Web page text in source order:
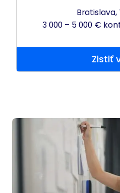
3 000 – 5 000 €
Zistiť